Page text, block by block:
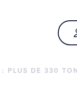
PLUS DE 330